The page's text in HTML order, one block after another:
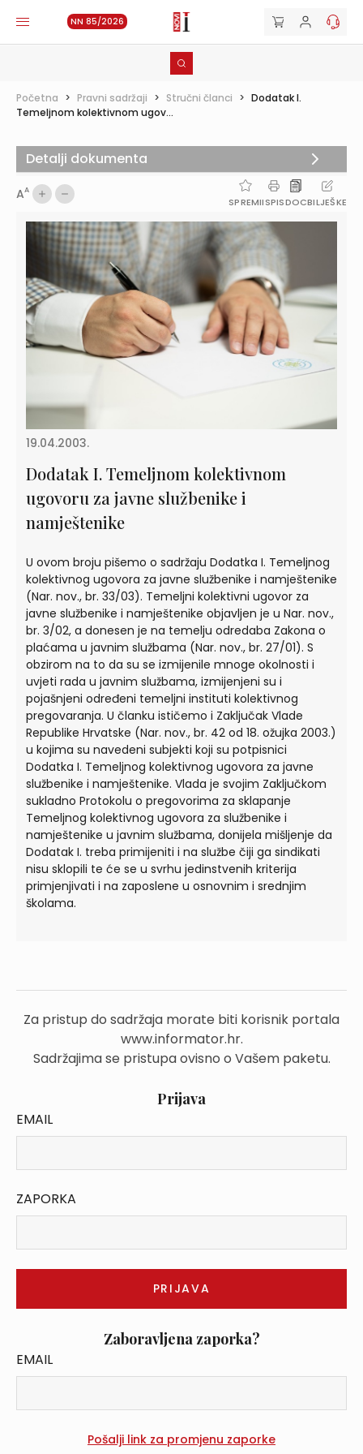
NN 85/2026
Početna > Pravni sadržaji > Stručni članci > Dodatak I.
Temeljnom kolektivnom ugov...
AA
SPREMIISPISDOCBILJEŠKE
19.04.2003.
Dodatak I. Temeljnom kolektivnom
ugovoru za javne službenike i
namještenike
U ovom broju pišemo o sadržaju Dodatka I. Temeljnog
kolektivnog ugovora za javne službenike i namještenike
(Nar. nov., br. 33/03). Temeljni kolektivni ugovor za
javne službenike i namještenike objavljen je u Nar. nov.,
br. 3/02, a donesen je na temelju odredaba Zakona o
plaćama u javnim službama (Nar. nov., br. 27/01). S
obzirom na to da su se izmijenile mnoge okolnosti i
uvjeti rada u javnim službama, izmijenjeni su i
pojašnjeni određeni temeljni instituti kolektivnog
pregovaranja. U članku ističemo i Zaključak Vlade
Republike Hrvatske (Nar. nov., br. 42 od 18. ožujka 2003.)
u kojima su navedeni subjekti koji su potpisnici
Dodatka I. Temeljnog kolektivnog ugovora za javne
službenike i namještenike. Vlada je svojim Zaključkom
sukladno Protokolu o pregovorima za sklapanje
Temeljnog kolektivnog ugovora za službenike i
namještenike u javnim službama, donijela mišljenje da
Dodatak I. treba primijeniti i na službe čiji ga sindikati
nisu sklopili te će se u svrhu jedinstvenih kriterija
primjenjivati i na zaposlene u osnovnim i srednjim
školama.
Za pristup do sadržaja morate biti korisnik portala
www.informator.hr.
Sadržajima se pristupa ovisno o Vašem paketu.
Prijava
EMAIL
ZAPORKA
Zaboravljena zaporka?
EMAIL
Detalji dokumenta